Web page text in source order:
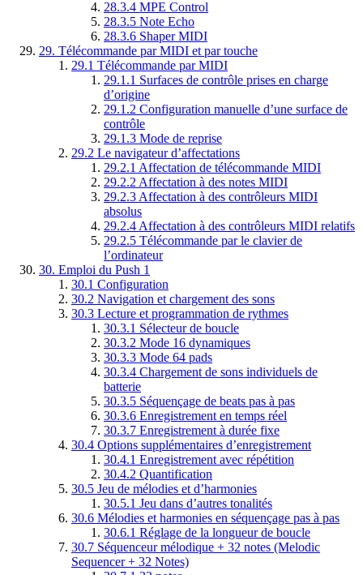
28.3.4 MPE Control
28.3.5 Note Echo
28.3.6 Shaper MIDI
29. Télécommande par MIDI et par touche
29.1 Télécommande par MIDI
29.1.1 Surfaces de contrôle prises en charge
d’origine
29.1.2 Configuration manuelle d’une surface de
contrôle
29.1.3 Mode de reprise
29.2 Le navigateur d’affectations
29.2.1 Affectation de télécommande MIDI
29.2.2 Affectation à des notes MIDI
29.2.3 Affectation à des contrôleurs MIDI
absolus
29.2.4 Affectation à des contrôleurs MIDI relatifs
29.2.5 Télécommande par le clavier de
l’ordinateur
30. Emploi du Push 1
30.1 Configuration
30.2 Navigation et chargement des sons
30.3 Lecture et programmation de rythmes
30.3.1 Sélecteur de boucle
30.3.2 Mode 16 dynamiques
30.3.3 Mode 64 pads
30.3.4 Chargement de sons individuels de
batterie
30.3.5 Séquençage de beats pas à pas
30.3.6 Enregistrement en temps réel
30.3.7 Enregistrement à durée fixe
30.4 Options supplémentaires d’enregistrement
30.4.1 Enregistrement avec répétition
30.4.2 Quantification
30.5 Jeu de mélodies et d’harmonies
30.5.1 Jeu dans d’autres tonalités
30.6 Mélodies et harmonies en séquençage pas à pas
30.6.1 Réglage de la longueur de boucle
30.7 Séquenceur mélodique + 32 notes (Melodic
Sequencer + 32 Notes)